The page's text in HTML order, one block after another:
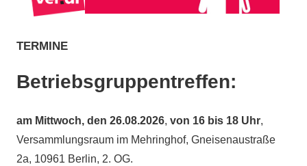
TERMINE
Betriebsgruppentreffen:
am Mittwoch, den 26.08.2026, von 16 bis 18 Uhr,
Versammlungsraum im Mehringhof, Gneisenaustraße
2a, 10961 Berlin, 2. OG.